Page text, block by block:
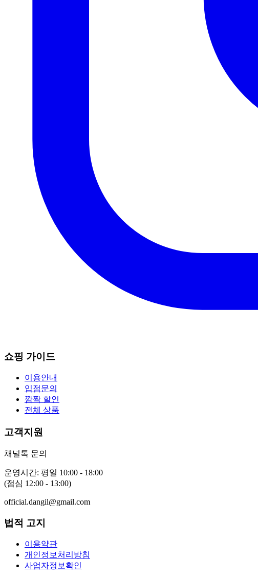
쇼핑 가이드
이용안내
입점문의
깜짝 할인
전체 상품
고객지원
채널톡 문의
운영시간: 평일 10:00 - 18:00
(점심 12:00 - 13:00)
official.dangil@gmail.com
법적 고지
이용약관
개인정보처리방침
사업자정보확인